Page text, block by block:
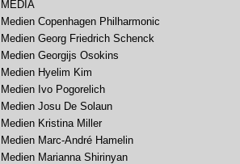
MEDIA
Medien Copenhagen Philharmonic
Medien Georg Friedrich Schenck
Medien Georgijs Osokins
Medien Hyelim Kim
Medien Ivo Pogorelich
Medien Josu De Solaun
Medien Kristina Miller
Medien Marc-André Hamelin
Medien Marianna Shirinyan